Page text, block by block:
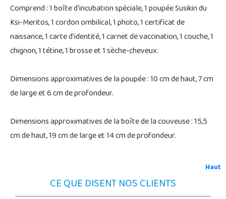
Comprend : 1 boîte d'incubation spéciale, 1 poupée Susikin du
Ksi-Meritos, 1 cordon ombilical, 1 photo, 1 certificat de
naissance, 1 carte d'identité, 1 carnet de vaccination, 1 couche, 1
chignon, 1 tétine, 1 brosse et 1 sèche-cheveux.
Dimensions approximatives de la poupée : 10 cm de haut, 7 cm
de large et 6 cm de profondeur.
Dimensions approximatives de la boîte de la couveuse : 15,5
cm de haut, 19 cm de large et 14 cm de profondeur.
Haut
CE QUE DISENT NOS CLIENTS